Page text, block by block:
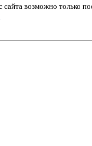
возможно только